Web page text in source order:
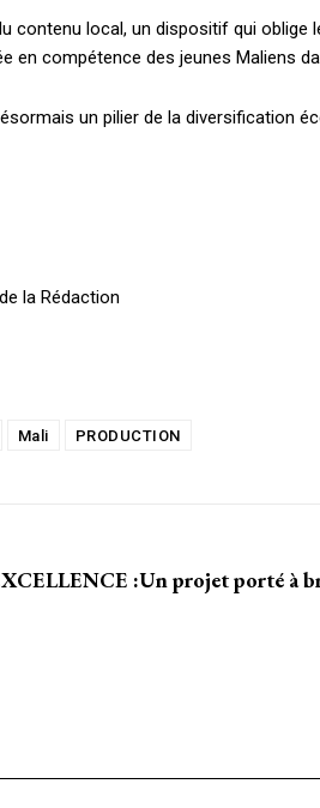
contenu local, un dispositif qui
en compétence des jeunes Maliens
un pilier de la diversification
la Rédaction
Mali PRODUCTION
:Un projet porté à